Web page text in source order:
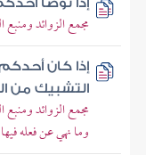
إذا توضأ
مجمع الزوائد
إذا كان
التشبيك من
مجمع الزوائد
وما نهي عن فعله